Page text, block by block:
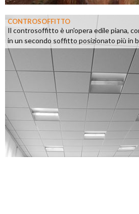
CONTROSOFFITTO
Il controsoffitto è un'opera edile piana,
in un secondo soffitto posizionato più in